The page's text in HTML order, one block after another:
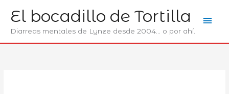
contenido
El bocadillo de Tortilla
Diarreas mentales de Lynze desde 2004... o por ahí.